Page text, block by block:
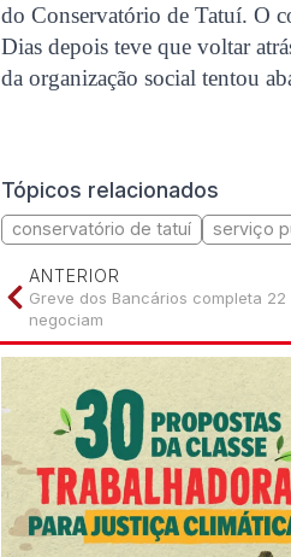
do Conservatório de Tatuí. O
Dias depois teve que voltar
da organização social tentou
Tópicos relacionados
conservatório de tatuí serviço
ANTERIOR
Greve dos Bancários completa
negociam